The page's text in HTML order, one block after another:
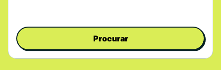
Procurar